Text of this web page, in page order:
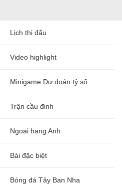
Lịch thi đấu
Video highlight
Minigame Dự đoán tỷ số
Trận cầu đinh
Ngoại hạng Anh
Bài đặc biệt
Bóng đá Tây Ban Nha